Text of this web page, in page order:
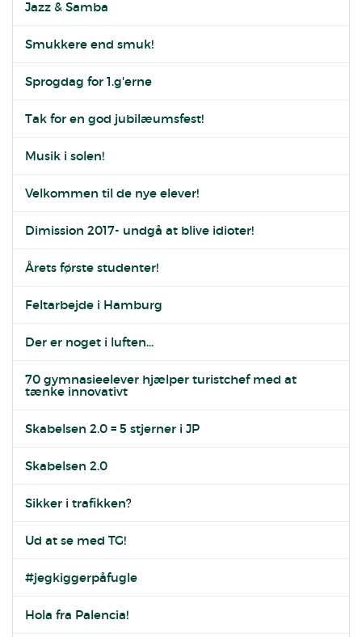
Jazz & Samba
Smukkere end smuk!
Sprogdag for 1.g'erne
Tak for en god jubilæumsfest!
Musik i solen!
Velkommen til de nye elever!
Dimission 2017- undgå at blive idioter!
Årets første studenter!
Feltarbejde i Hamburg
Der er noget i luften...
70 gymnasieelever hjælper turistchef med at
tænke innovativt
Skabelsen 2.0 = 5 stjerner i JP
Skabelsen 2.0
Sikker i trafikken?
Ud at se med TG!
#jegkiggerpåfugle
Hola fra Palencia!